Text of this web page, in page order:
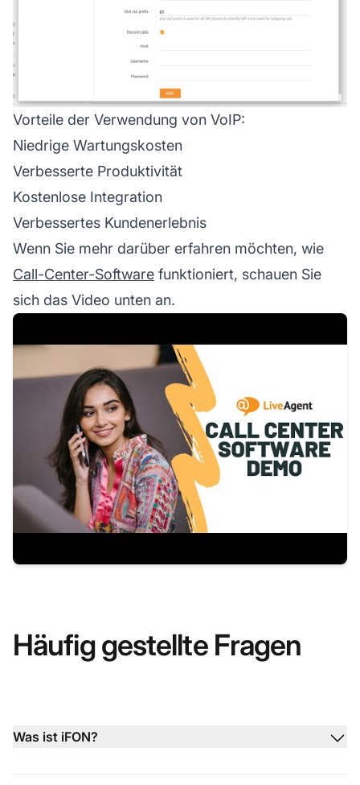
Vorteile der Verwendung von VoIP:
Niedrige Wartungskosten
Verbesserte Produktivität
Kostenlose Integration
Verbessertes Kundenerlebnis
Wenn Sie mehr darüber erfahren möchten, wie
Call-Center-Software funktioniert, schauen Sie
sich das Video unten an.
Häufig gestellte Fragen
Was ist iFON?